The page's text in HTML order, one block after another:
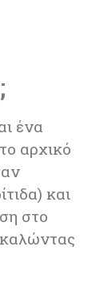
ένα
αρχικό
και
στο